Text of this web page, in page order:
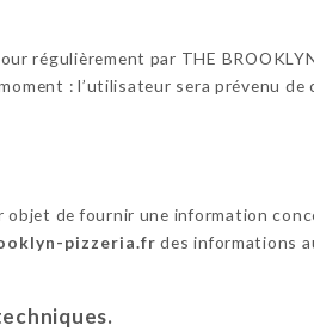
régulièrement par THE
: l’utilisateur sera prévenu
objet de fournir une information
pizzeria.fr des informations